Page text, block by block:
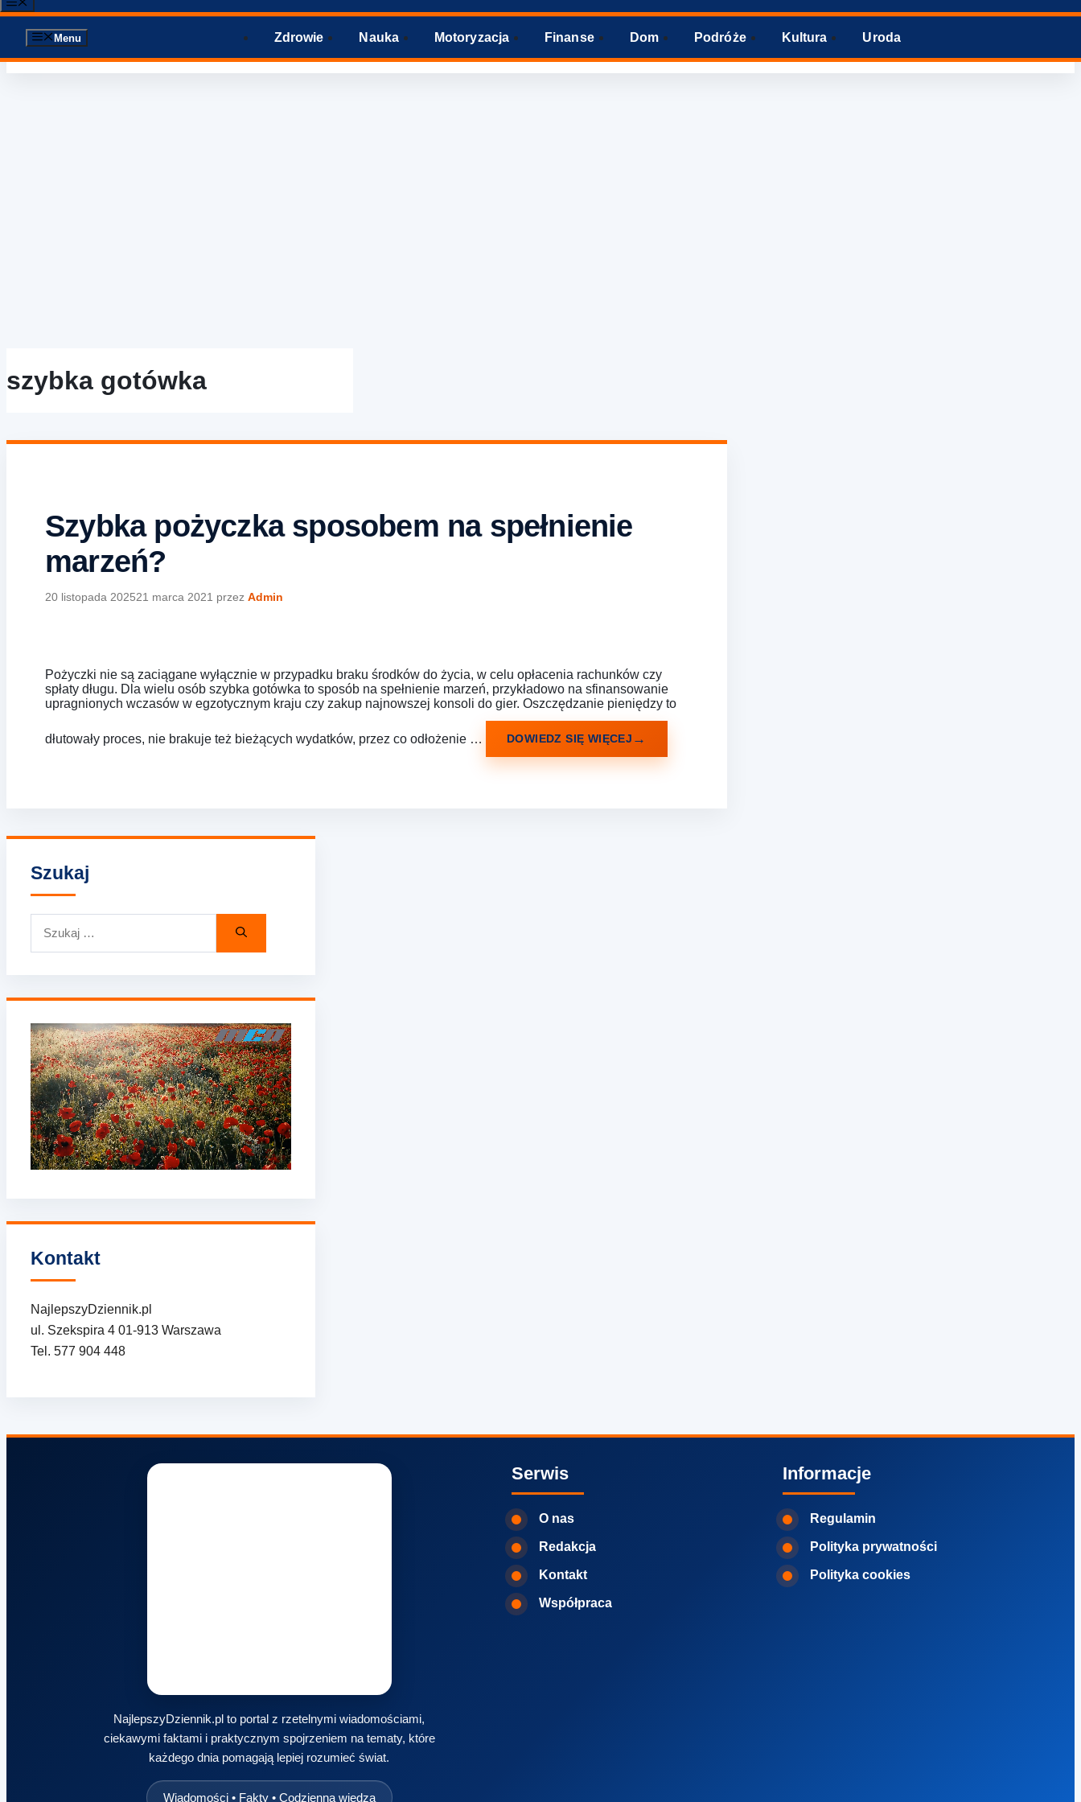
Menu Zdrowie Nauka Motoryzacja Finanse Dom Podróże Kultura Uroda
szybka gotówka
Szybka pożyczka sposobem na spełnienie
marzeń?
20 listopada 202521 marca 2021 przez Admin
Pożyczki nie są zaciągane wyłącznie w przypadku braku środków do życia, w celu opłacenia rachunków czy
spłaty długu. Dla wielu osób szybka gotówka to sposób na spełnienie marzeń, przykładowo na sfinansowanie
upragnionych wczasów w egzotycznym kraju czy zakup najnowszej konsoli do gier. Oszczędzanie pieniędzy to
dłutowały proces, nie brakuje też bieżących wydatków, przez co odłożenie … DOWIEDZ SIĘ WIĘCEJ
Szukaj
Kontakt
NajlepszyDziennik.pl
ul. Szekspira 4 01-913 Warszawa
Tel. 577 904 448
NajlepszyDziennik.pl to portal z rzetelnymi wiadomościami,
ciekawymi faktami i praktycznym spojrzeniem na tematy, które
każdego dnia pomagają lepiej rozumieć świat.
Wiadomości • Fakty • Codzienna wiedza
Serwis
O nas
Redakcja
Kontakt
Współpraca
Informacje
Regulamin
Polityka prywatności
Polityka cookies